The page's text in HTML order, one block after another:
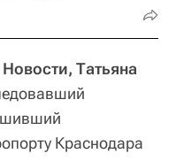
Татьяна
Краснодара